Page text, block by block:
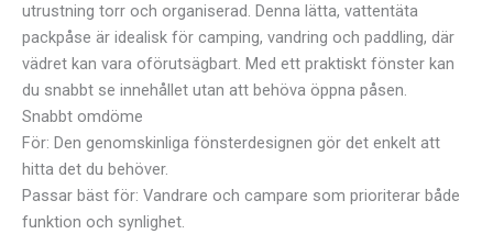
utrustning torr och organiserad. Denna lätta, vattentäta
packpåse är idealisk för camping, vandring och paddling, där
vädret kan vara oförutsägbart. Med ett praktiskt fönster kan
du snabbt se innehållet utan att behöva öppna påsen.
Snabbt omdöme
För: Den genomskinliga fönsterdesignen gör det enkelt att
hitta det du behöver.
Passar bäst för: Vandrare och campare som prioriterar både
funktion och synlighet.